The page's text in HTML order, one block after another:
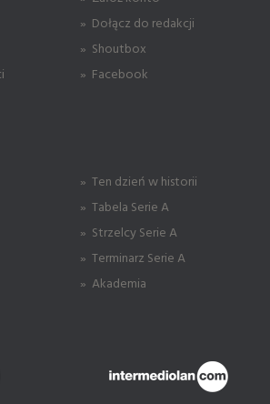
» Dołącz do redakcji
» Shoutbox
» Facebook
» Ten dzień w historii
» Tabela Serie A
» Strzelcy Serie A
» Terminarz Serie A
» Akademia